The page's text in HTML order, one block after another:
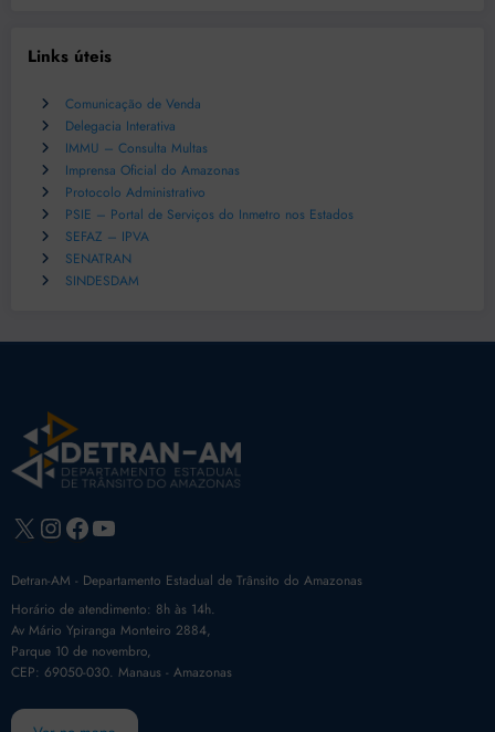
Links úteis
Comunicação de Venda
Delegacia Interativa
IMMU – Consulta Multas
Imprensa Oficial do Amazonas
Protocolo Administrativo
PSIE – Portal de Serviços do Inmetro nos Estados
SEFAZ – IPVA
SENATRAN
SINDESDAM
X Instagram
Facebook
Youtube
Detran-AM - Departamento Estadual de Trânsito do Amazonas
Horário de atendimento: 8h às 14h.
Av Mário Ypiranga Monteiro 2884,
Parque 10 de novembro,
CEP: 69050-030. Manaus - Amazonas